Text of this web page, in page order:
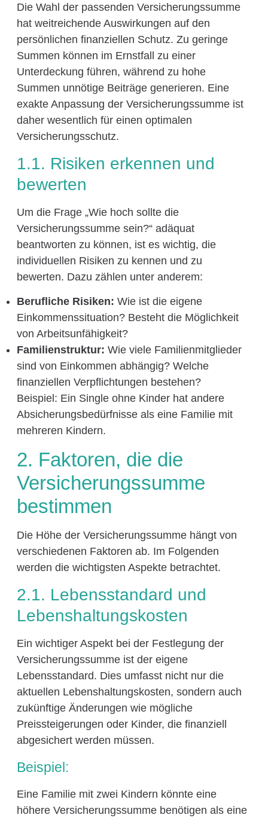
Die Wahl der passenden Versicherungssumme
hat weitreichende Auswirkungen auf den
persönlichen finanziellen Schutz. Zu geringe
Summen können im Ernstfall zu einer
Unterdeckung führen, während zu hohe
Summen unnötige Beiträge generieren. Eine
exakte Anpassung der Versicherungssumme ist
daher wesentlich für einen optimalen
Versicherungsschutz.
1.1. Risiken erkennen und
bewerten
Um die Frage „Wie hoch sollte die
Versicherungssumme sein?“ adäquat
beantworten zu können, ist es wichtig, die
individuellen Risiken zu kennen und zu
bewerten. Dazu zählen unter anderem:
Berufliche Risiken: Wie ist die eigene
Einkommenssituation? Besteht die Möglichkeit
von Arbeitsunfähigkeit?
Familienstruktur: Wie viele Familienmitglieder
sind von Einkommen abhängig? Welche
finanziellen Verpflichtungen bestehen?
Beispiel: Ein Single ohne Kinder hat andere
Absicherungsbedürfnisse als eine Familie mit
mehreren Kindern.
2. Faktoren, die die
Versicherungssumme
bestimmen
Die Höhe der Versicherungssumme hängt von
verschiedenen Faktoren ab. Im Folgenden
werden die wichtigsten Aspekte betrachtet.
2.1. Lebensstandard und
Lebenshaltungskosten
Ein wichtiger Aspekt bei der Festlegung der
Versicherungssumme ist der eigene
Lebensstandard. Dies umfasst nicht nur die
aktuellen Lebenshaltungskosten, sondern auch
zukünftige Änderungen wie mögliche
Preissteigerungen oder Kinder, die finanziell
abgesichert werden müssen.
Beispiel:
Eine Familie mit zwei Kindern könnte eine
höhere Versicherungssumme benötigen als eine